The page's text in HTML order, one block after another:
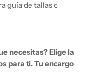
guía de tallas o
necesitas?Elige la
para ti. Tu encargo